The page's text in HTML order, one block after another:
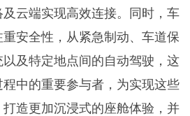
云端实现高效连接。同时，车
安全性，从紧急制动、车道保
及特定地点间的自动驾驶，这
中的重要参与者，为实现这些
造更加沉浸式的座舱体验，并